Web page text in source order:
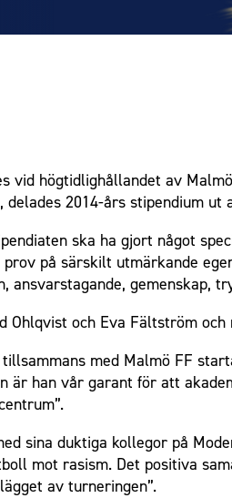
vid högtidlighållandet av
2014-års stipendium ut
ska ha gjort något
på särskilt utmärkande
ansvarstagande, gemenskap,
och Eva Fältström
tillsammans med Malmö FF
är han vår garant för att
sina duktiga kollegor på
mot rasism. Det positiva
av turneringen”.